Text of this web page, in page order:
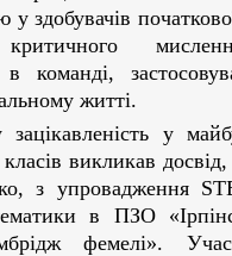
здобувачів
команді,
житті.
у
викликав
з упровадження
в ПЗО
фемелі».